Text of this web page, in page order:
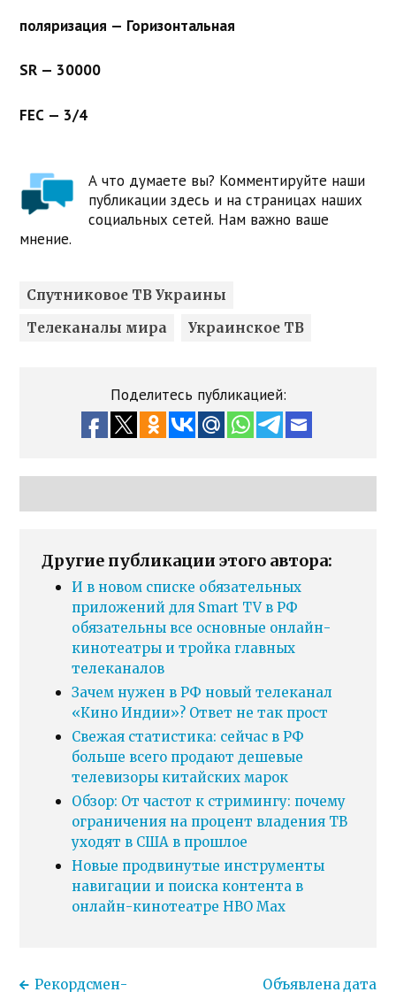
поляризация — Горизонтальная
SR — 30000
FEC — 3/4
А что думаете вы? Комментируйте наши
публикации здесь и на страницах наших
социальных сетей. Нам важно ваше
мнение.
Спутниковое ТВ Украины
Телеканалы мира
Украинское ТВ
Поделитесь публикацией:
Другие публикации этого автора:
И в новом списке обязательных
приложений для Smart TV в РФ
обязательны все основные онлайн-
кинотеатры и тройка главных
телеканалов
Зачем нужен в РФ новый телеканал
«Кино Индии»? Ответ не так прост
Свежая статистика: сейчас в РФ
больше всего продают дешевые
телевизоры китайских марок
Обзор: От частот к стримингу: почему
ограничения на процент владения ТВ
уходят в США в прошлое
Новые продвинутые инструменты
навигации и поиска контента в
онлайн-кинотеатре HBO Max
Рекордсмен- Объявлена дата